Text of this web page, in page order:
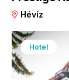
Hévíz
Hotel